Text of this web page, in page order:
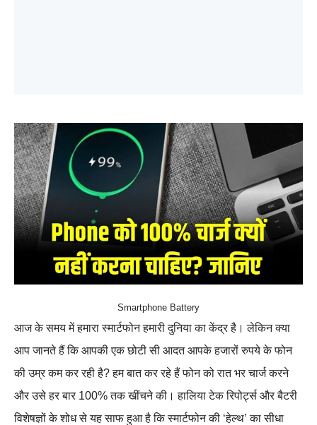
Smartphone Battery
आज के समय में हमारा स्मार्टफोन हमारी दुनिया का केंद्र है। लेकिन क्या
आप जानते हैं कि आपकी एक छोटी सी आदत आपके हजारों रुपये के फोन
की उम्र कम कर रही है? हम बात कर रहे हैं फोन को रात भर चार्ज करने
और उसे हर बार 100% तक खींचने की। हालिया टेक रिपोर्ट्स और बैटरी
विशेषज्ञों के शोध से यह साफ हुआ है कि स्मार्टफोन की ‘हेल्थ’ का सीधा